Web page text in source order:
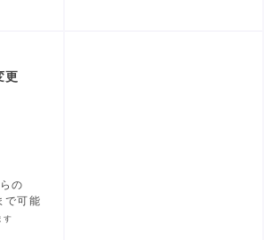
更
の
で可能
す